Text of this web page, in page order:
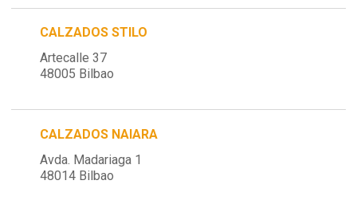
CALZADOS STILO
Artecalle 37
48005 Bilbao
CALZADOS NAIARA
Avda. Madariaga 1
48014 Bilbao